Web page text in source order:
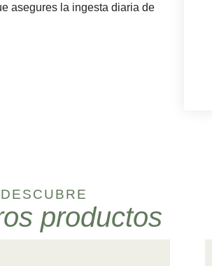
asegures la ingesta diaria de
DESCUBRE
productos